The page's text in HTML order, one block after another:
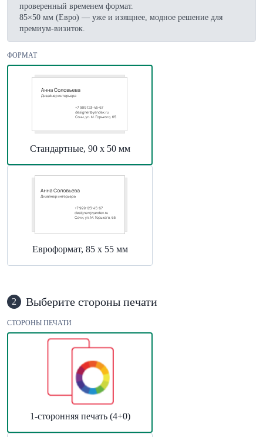
проверенный временем формат.
85×50 мм (Евро) — уже и изящнее, модное решение для
премиум-визиток.
ФОРМАТ
Стандартные, 90 х 50 мм
Евроформат, 85 х 55 мм
2 Выберите стороны печати
СТОРОНЫ ПЕЧАТИ
1-сторонняя печать (4+0)